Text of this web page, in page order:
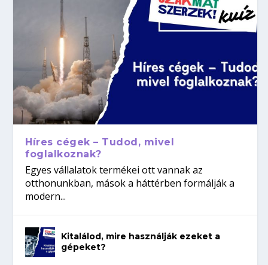
Híres cégek – Tudod, mivel
foglalkoznak?
Egyes vállalatok termékei ott vannak az
otthonunkban, mások a háttérben formálják a
modern...
Kitalálod, mire használják ezeket a
gépeket?